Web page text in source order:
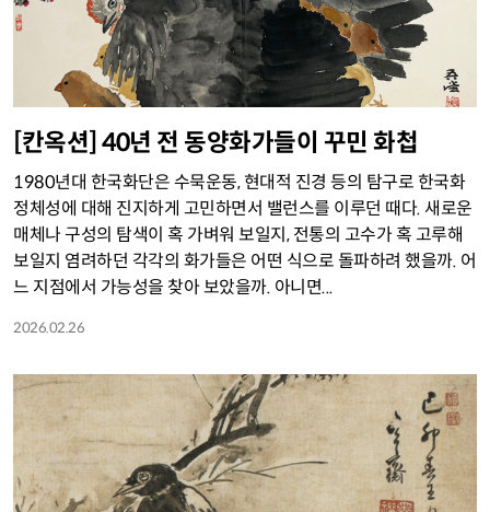
[칸옥션] 40년 전 동양화가들이 꾸민 화첩
1980년대 한국화단은 수묵운동, 현대적 진경 등의 탐구로 한국화
정체성에 대해 진지하게 고민하면서 밸런스를 이루던 때다. 새로운
매체나 구성의 탐색이 혹 가벼워 보일지, 전통의 고수가 혹 고루해
보일지 염려하던 각각의 화가들은 어떤 식으로 돌파하려 했을까. 어
느 지점에서 가능성을 찾아 보았을까. 아니면...
2026.02.26